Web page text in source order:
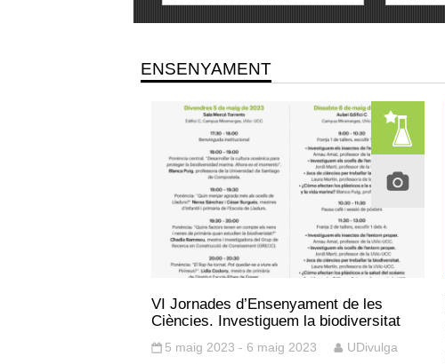
ENSENYAMENT
VI Jornades d’Ensenyament de les
Ciències. Investiguem la biodiversitat
5 maig 2023 - 6 maig 2023 UDivulga